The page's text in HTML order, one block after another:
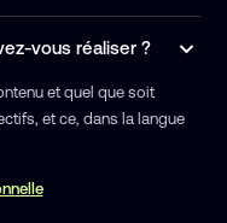
vous réaliser ?
et quel que soit
et ce, dans la langue